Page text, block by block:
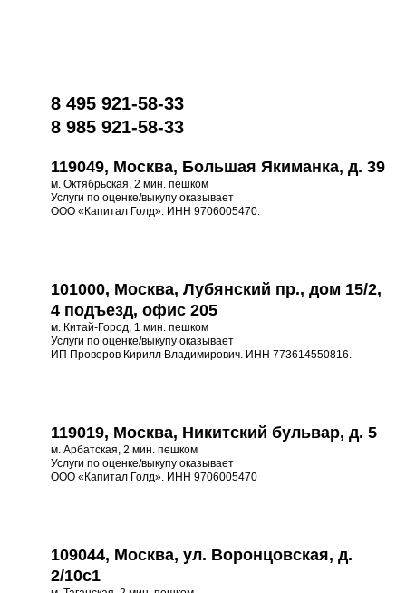
8 495 921-58-33
8 985 921-58-33
119049, Москва, Большая Якиманка, д. 39
м. Октябрьская, 2 мин. пешком
Услуги по оценке/выкупу оказывает
ООО «Капитал Голд». ИНН 9706005470.
101000, Москва, Лубянский пр., дом 15/2,
4 подъезд, офис 205
м. Китай-Город, 1 мин. пешком
Услуги по оценке/выкупу оказывает
ИП Проворов Кирилл Владимирович. ИНН 773614550816.
119019, Москва, Никитский бульвар, д. 5
м. Арбатская, 2 мин. пешком
Услуги по оценке/выкупу оказывает
ООО «Капитал Голд». ИНН 9706005470
109044, Москва, ул. Воронцовская, д.
2/10с1